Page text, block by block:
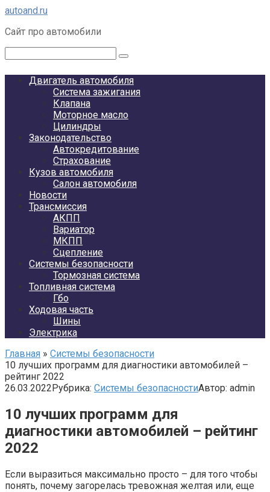
Перейти
контенту
autoand.ru
Сайт про автомобили
Двигатель автомобиля
Система зажигания
Клапана
Моторное масло
Цилиндры
Законодательство
Автокредитование
Страхование
Кузов автомобиля
Салон автомобиля
Новости
Трансмиссия
АКПП
Вариатор
МКПП
Сцепление
Системы безопасности
Тормозная система
Топливная система
Гбо
Ходовая часть
Шины
Электрика
Главная » Системы безопасности
10 лучших программ для диагностики автомобилей –
рейтинг 2022
26.03.2022Рубрика: Системы безопасностиАвтор: admin
10 лучших программ для
диагностики автомобилей – рейтинг
2022
Если выразиться максимально просто – для того чтобы
понять, почему загорелась тревожная желтая или, еще